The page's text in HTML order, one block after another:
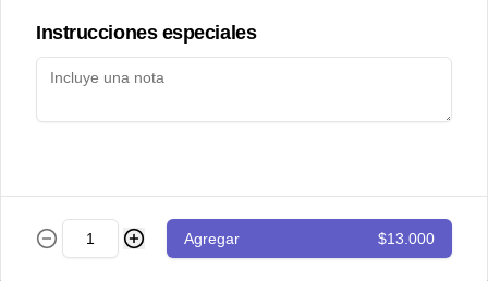
pico de gallo
Totopos especiales
Nachos con guacamole, pico de gallo,
carne desmechada y queso cheddar.
Instrucciones especiales
Agregar $13.000